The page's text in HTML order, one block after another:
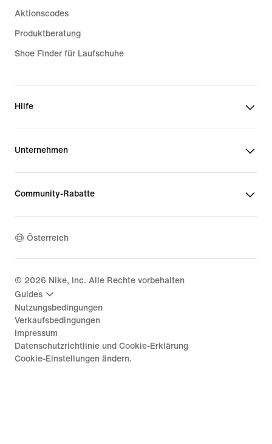
Aktionscodes
Produktberatung
Shoe Finder für Laufschuhe
Hilfe
Unternehmen
Community-Rabatte
Österreich
© 2026 Nike, Inc. Alle Rechte vorbehalten
Guides
Nutzungsbedingungen
Verkaufsbedingungen
Impressum
Datenschutzrichtlinie und Cookie-Erklärung
Cookie-Einstellungen ändern.